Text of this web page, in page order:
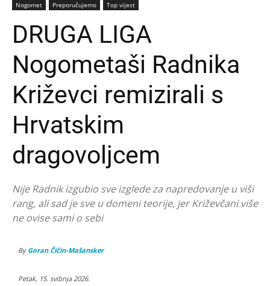
Nogomet Preporučujemo Top vijest
DRUGA LIGA
Nogometaši Radnika
Križevci remizirali s
Hrvatskim
dragovoljcem
Nije Radnik izgubio sve izglede za napredovanje u viši
rang, ali sad je sve u domeni teorije, jer Križevčani više
ne ovise sami o sebi
By Goran Čičin-Mašansker
Petak, 15. svibnja 2026.